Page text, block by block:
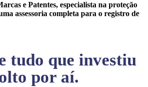
e Patentes, especialista na proteção
assessoria completa para o registro de
tudo que investiu
por aí.